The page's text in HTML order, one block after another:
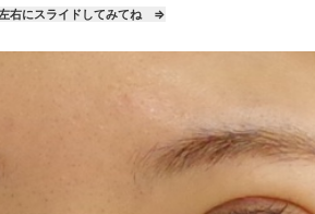
にスライドしてみてね ⇒